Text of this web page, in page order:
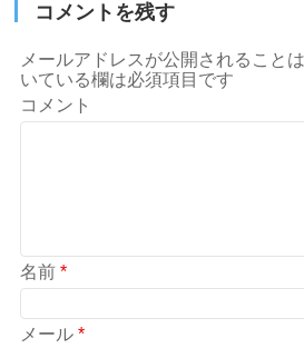
コメントを残す
メールアドレスが公開されること
いている欄は必須項目です
コメント
名前*
メール*